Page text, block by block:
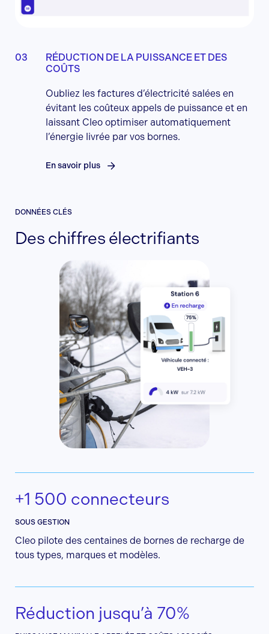
RÉDUCTION DE LA PUISSANCE ET DES
COÛTS
Oubliez les factures d’électricité salées en
évitant les coûteux appels de puissance et en
laissant Cleo optimiser automatiquement
l’énergie livrée par vos bornes.
En savoir plus
DONNÉES CLÉS
Des chiffres électrifiants
+1 500 connecteurs
SOUS GESTION
Cleo pilote des centaines de bornes de recharge de
tous types, marques et modèles.
Réduction jusqu’à 70%